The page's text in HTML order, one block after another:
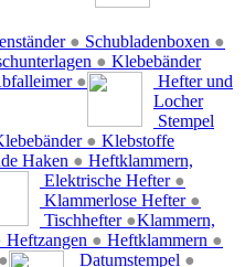
● Schubladenboxen ●
●
●
Klebebänder
●
Haken ●
Hefter und
Locher
Elektrische Hefter ●
Klammerlose Hefter ●
Tischhefter ●
Heftzangen ● Heftklammern ●
●
Stempel
Datumstempel ●
Klebstoffe
Heftklammern,
Klammern,